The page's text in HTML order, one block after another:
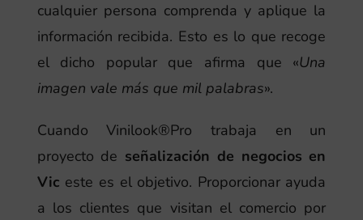
cualquier persona comprenda y aplique la
información recibida. Esto es lo que recoge
el dicho popular que afirma que «Una
imagen vale más que mil palabras».
Cuando Vinilook®Pro trabaja en un
proyecto de señalización de negocios en
Vic este es el objetivo. Proporcionar ayuda
a los clientes que visitan el comercio por